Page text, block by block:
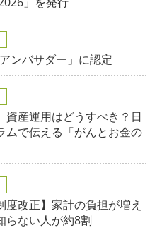
ンバサダー」に認定
資産運用はどうすべき？日
ムで伝える「がんとお金の
度改正】家計の負担が増え
らない人が約8割